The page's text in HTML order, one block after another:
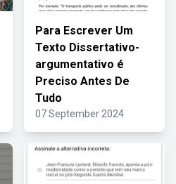
Para Escrever Um
Texto Dissertativo-
argumentativo é
Preciso Antes De
Tudo
07 September 2024